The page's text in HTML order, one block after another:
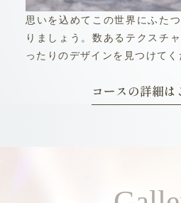
思いを込めてこの世界にふた
りましょう。数あるテクスチ
ったりのデザインを見つけてく
コースの詳細は